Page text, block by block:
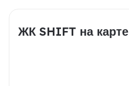
ЖК SHIFT на карте